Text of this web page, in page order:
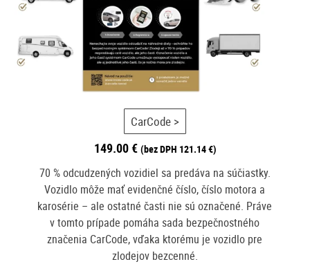
CarCode >
149.00€ (bez DPH 121.14€)
70 % odcudzených vozidiel sa predáva na súčiastky.
Vozidlo môže mať evidenčné číslo, číslo motora a
karosérie – ale ostatné časti nie sú označené. Práve
v tomto prípade pomáha sada bezpečnostného
značenia CarCode, vďaka ktorému je vozidlo pre
zlodejov bezcenné.